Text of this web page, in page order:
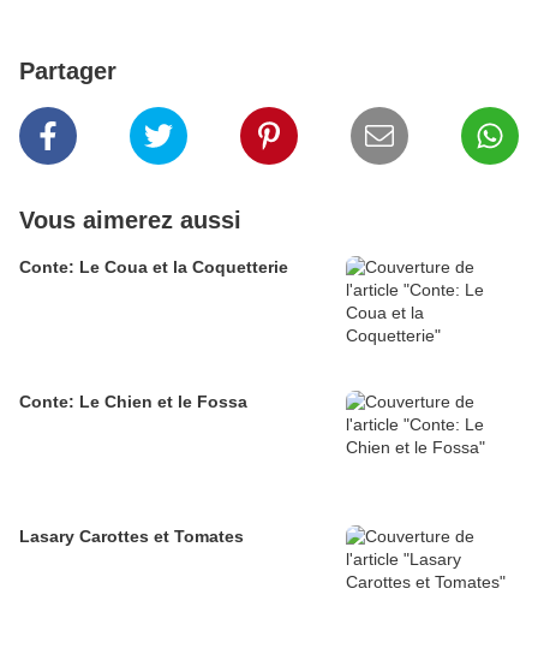
Partager
Vous aimerez aussi
Conte: Le Coua et la Coquetterie
Conte: Le Chien et le Fossa
Lasary Carottes et Tomates